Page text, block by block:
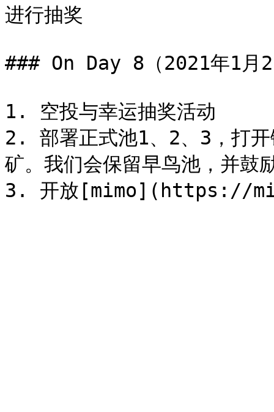
进行抽奖
### On Day 8（2021年1月
1. 空投与幸运抽奖活动
2. 部署正式池1、2、3，打
矿。我们会保留早鸟池，并鼓